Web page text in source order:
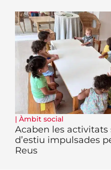
| Àmbit social
Acaben les
d’estiu impulsades
Reus